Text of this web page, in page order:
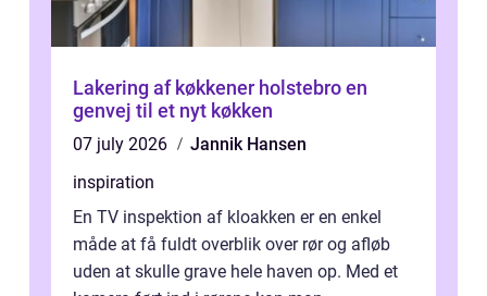
Lakering af køkkener holstebro en
genvej til et nyt køkken
07 july 2026
Jannik Hansen
inspiration
En TV inspektion af kloakken er en enkel
måde at få fuldt overblik over rør og afløb
uden at skulle grave hele haven op. Med et